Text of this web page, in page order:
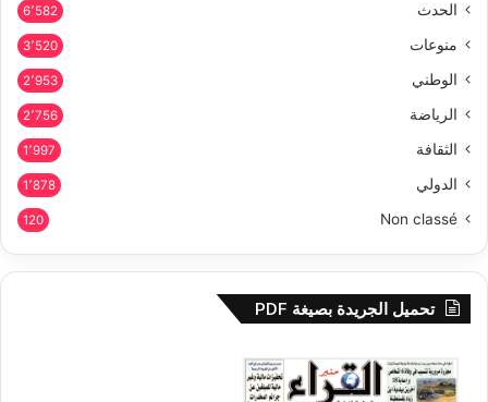
الحدث 6٬582
منوعات 3٬520
الوطني 2٬953
الرياضة 2٬756
الثقافة 1٬997
الدولي 1٬878
Non classé
120
تحميل الجريدة بصيغة PDF